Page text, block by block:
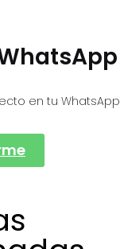
en tu WhatsApp